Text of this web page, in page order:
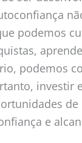
podemos
podemos
investir
de
e